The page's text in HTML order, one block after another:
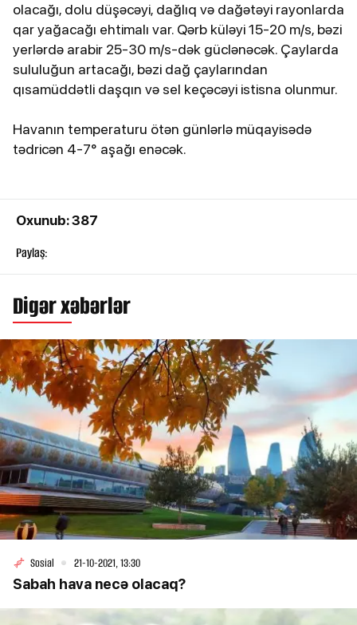
olacağı, dolu düşəcəyi, dağlıq və dağətəyi rayonlarda
qar yağacağı ehtimalı var. Qərb küləyi 15-20 m/s, bəzi
yerlərdə arabir 25-30 m/s-dək güclənəcək. Çaylarda
sululuğun artacağı, bəzi dağ çaylarından
qısamüddətli daşqın və sel keçəcəyi istisna olunmur.
Havanın temperaturu ötən günlərlə müqayisədə
tədricən 4-7° aşağı enəcək.
Oxunub: 387
Paylaş:
Digər xəbərlər
Sosial 21-10-2021, 13:30
Sabah hava necə olacaq?